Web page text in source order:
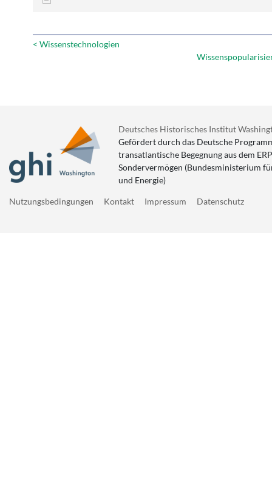
< Wissenstechnologien
Deutsches Historisches Institut
Gefördert durch das Deutsche
transatlantische Begegnung aus dem
Sondervermögen (Bundesministerium
und Energie)
Nutzungsbedingungen Kontakt Impressum Datenschutz